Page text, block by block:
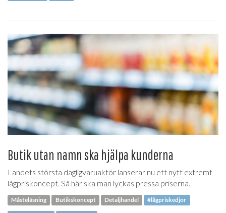
Butik utan namn ska hjälpa kunderna
Landets största dagligvaruaktör lanserar nu ett nytt extremt
lågpriskoncept. Så här ska man lyckas pressa priserna.
Måsteläsning Butikskoncept Detaljhandel #lågpriskedjor